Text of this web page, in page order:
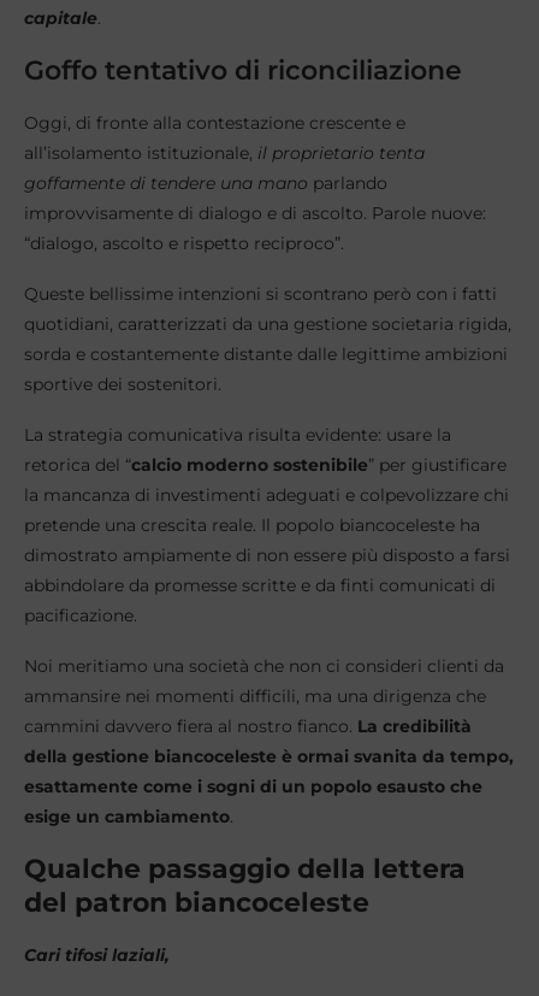
capitale
Goffo tentativo di riconciliazione
Oggi, di fronte alla contestazione crescente e
all’isolamento istituzionale, il proprietario tenta
goffamente di tendere una mano parlando
improvvisamente di dialogo e di ascolto. Parole nuove:
“dialogo, ascolto e rispetto reciproco”.
Queste bellissime intenzioni si scontrano però con i fatti
quotidiani, caratterizzati da una gestione societaria rigida,
sorda e costantemente distante dalle legittime ambizioni
sportive dei sostenitori.
La strategia comunicativa risulta evidente: usare la
retorica del “calcio moderno sostenibile” per giustificare
la mancanza di investimenti adeguati e colpevolizzare chi
pretende una crescita reale. Il popolo biancoceleste ha
dimostrato ampiamente di non essere più disposto a farsi
abbindolare da promesse scritte e da finti comunicati di
pacificazione.
Noi meritiamo una società che non ci consideri clienti da
ammansire nei momenti difficili, ma una dirigenza che
cammini davvero fiera al nostro fianco. La credibilità
della gestione biancoceleste è ormai svanita da tempo,
esattamente come i sogni di un popolo esausto che
esige un cambiamento
Qualche passaggio della lettera
del patron biancoceleste
Cari tifosi laziali,